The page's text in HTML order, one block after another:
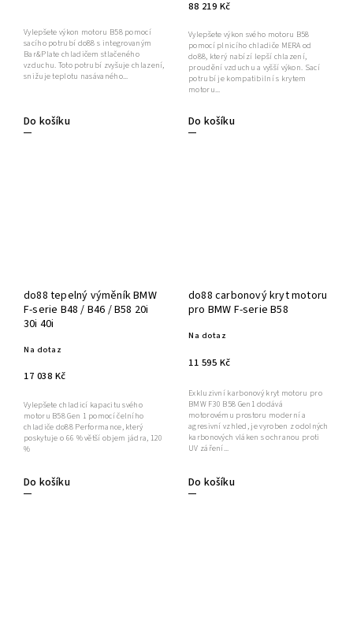
Do košíku
Vylepšete výkon motoru B58 pomocí
sacího potrubí do88 s integrovaným
Bar&Plate chladičem stlačeného
vzduchu. Toto potrubí zvyšuje chlazení,
snižuje teplotu nasávaného...
88 219 Kč
Do košíku
Vylepšete výkon svého motoru B58
pomocí plnicího chladiče MERA od
do88, který nabízí lepší chlazení,
proudění vzduchu a vyšší výkon. Sací
potrubí je kompatibilní s krytem
motoru...
do88 tepelný výměník BMW
F-serie B48 / B46 / B58 20i
30i 40i
Na dotaz
17 038 Kč
Do košíku
Vylepšete chladicí kapacitu svého
motoru B58 Gen 1 pomocí čelního
chladiče do88 Performance, který
poskytuje o 66 % větší objem jádra, 120
%
do88 carbonový kryt motoru
pro BMW F-serie B58
Na dotaz
11 595 Kč
Do košíku
Exkluzivní karbonový kryt motoru pro
BMW F30 B58 Gen1 dodává
motorovému prostoru moderní a
agresivní vzhled, je vyroben z odolných
karbonových vláken s ochranou proti
UV záření...